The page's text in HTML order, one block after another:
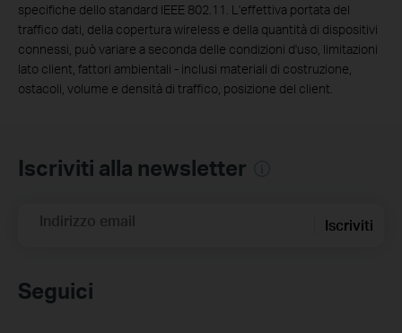
specifiche dello standard IEEE 802.11. L'effettiva portata del
traffico dati, della copertura wireless e della quantità di dispositivi
connessi, può variare a seconda delle condizioni d'uso, limitazioni
lato client, fattori ambientali - inclusi materiali di costruzione,
ostacoli, volume e densità di traffico, posizione del client.
Iscriviti alla newsletter
Indirizzo email Iscriviti
Seguici